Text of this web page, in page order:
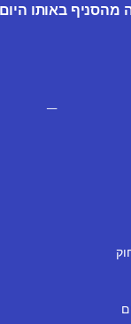
מהסניף באותו היום